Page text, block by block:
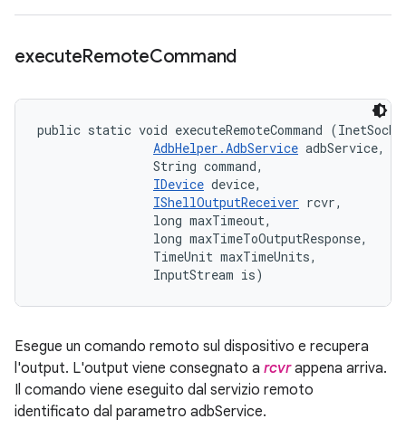
executeRemoteCommand
public static void executeRemoteCommand
AdbHelper.AdbService adbService,
                String command,
IDevice device,
IShellOutputReceiver rcvr,
                long maxTimeout,
                long maxTimeToOutputResponse,
                TimeUnit maxTimeUnits,
                InputStream is)
Esegue un comando remoto sul dispositivo e recupera
l'output. L'output viene consegnato a rcvrappena arriva.
Il comando viene eseguito dal servizio remoto
identificato dal parametro adbService.